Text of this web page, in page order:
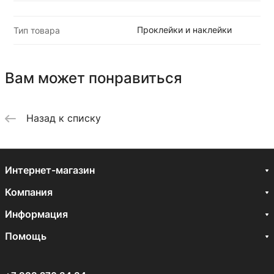
Тип товара Проклейки и наклейки
Вам может понравиться
Назад к списку
Интернет-магазин
Компания
Информация
Помощь